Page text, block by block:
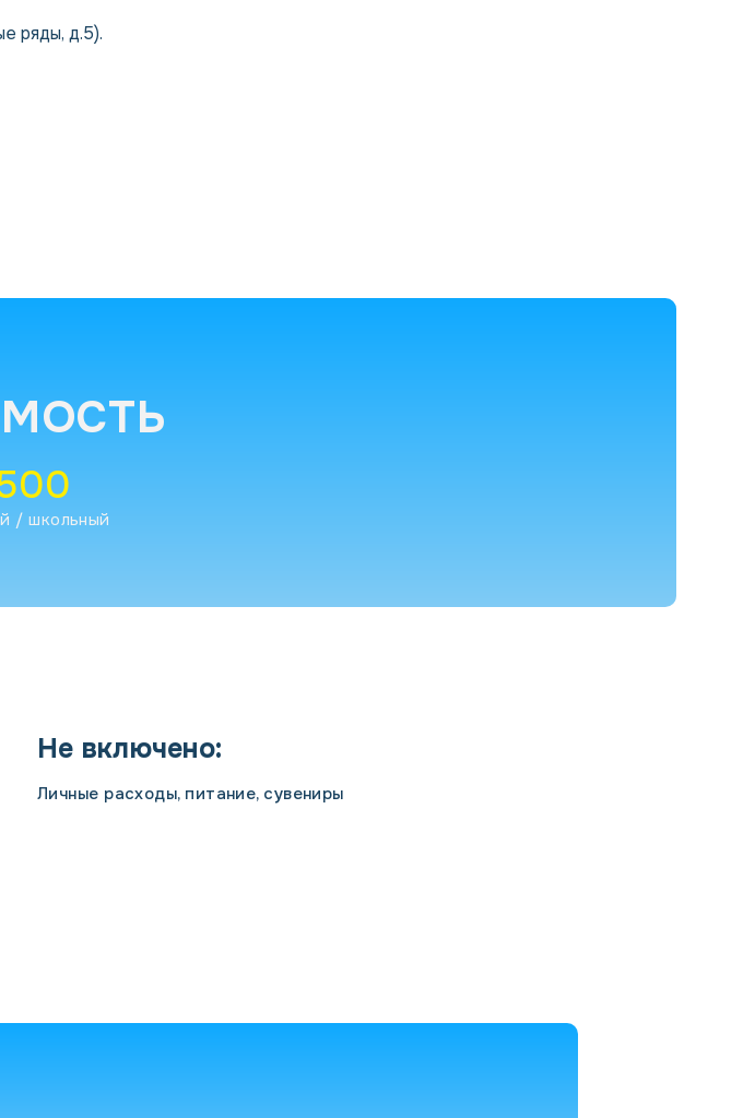
ряды, д.5).
/ школьный
Не включено:
Личные расходы, питание, сувениры